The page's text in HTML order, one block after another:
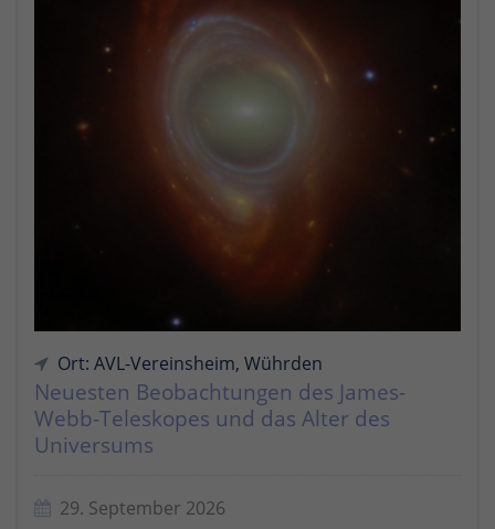
Ort: AVL-Vereinsheim, Wührden
Neuesten Beobachtungen des James-
Webb-Teleskopes und das Alter des
Universums
29. September 2026